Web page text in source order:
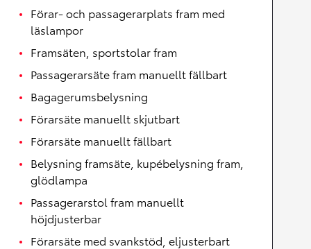
Förar- och passagerarplats fram med
läslampor
Framsäten, sportstolar fram
Passagerarsäte fram manuellt fällbart
Bagagerumsbelysning
Förarsäte manuellt skjutbart
Förarsäte manuellt fällbart
Belysning framsäte, kupébelysning fram,
glödlampa
Passagerarstol fram manuellt
höjdjusterbar
Förarsäte med svankstöd, eljusterbart